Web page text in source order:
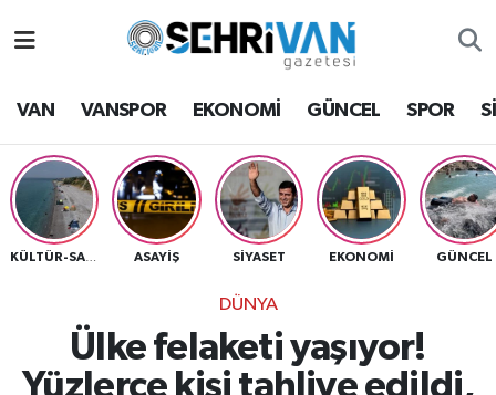
VAN VANSPOR EKONOMİ GÜNCEL SPOR
KÜLTÜR-SANAT ASAYİŞ SİYASET EKONOMİ GÜNCEL
DÜNYA
Ülke felaketi yaşıyor!
Yüzlerce kişi tahliye edildi,
Van Hava Durumu
VAN Namaz Vakitleri
Van Trafik Yoğunluk Haritası
Süper Lig Puan Durumu ve Fikstür
Tüm Manşetler